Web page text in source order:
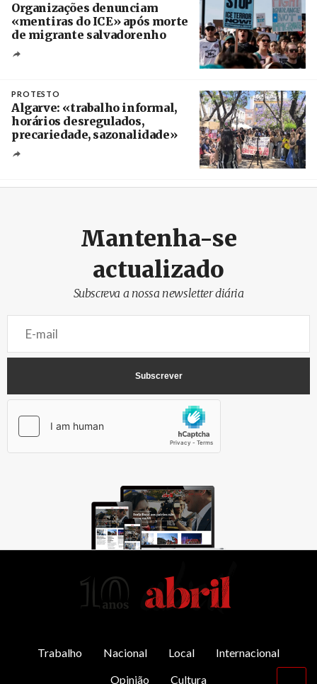
Organizações denunciam
«mentiras do ICE» após morte
de migrante salvadorenho
PROTESTO
Algarve: «trabalho informal,
horários desregulados,
precariedade, sazonalidade»
Mantenha-se
actualizado
Subscreva a nossa newsletter diária
Trabalho Nacional Local
Internacional
Opinião
Cultura